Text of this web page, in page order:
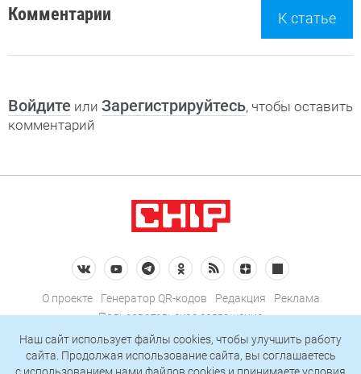
Комментарии К статье
Войдите или Зарегистрируйтесь, чтобы оставить
комментарий
О проекте Генератор QR-кодов Редакция
Реклама
Пользовательское соглашение
Политика конфиденциальности
Подписаться на рассылку
Наш сайт использует файлы cookies, чтобы улучшить работу
сайта. Продолжая использование сайта, вы соглашаетесь